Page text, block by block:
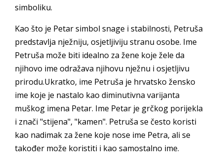
simboliku.
Kao što je Petar simbol snage i stabilnosti, Petruša
predstavlja nježniju, osjetljiviju stranu osobe. Ime
Petruša može biti idealno za žene koje žele da
njihovo ime odražava njihovu nježnu i osjetljivu
prirodu.Ukratko, ime Petruša je hrvatsko žensko
ime koje je nastalo kao diminutivna varijanta
muškog imena Petar. Ime Petar je grčkog porijekla
i znači "stijena", "kamen". Petruša se često koristi
kao nadimak za žene koje nose ime Petra, ali se
također može koristiti i kao samostalno ime.